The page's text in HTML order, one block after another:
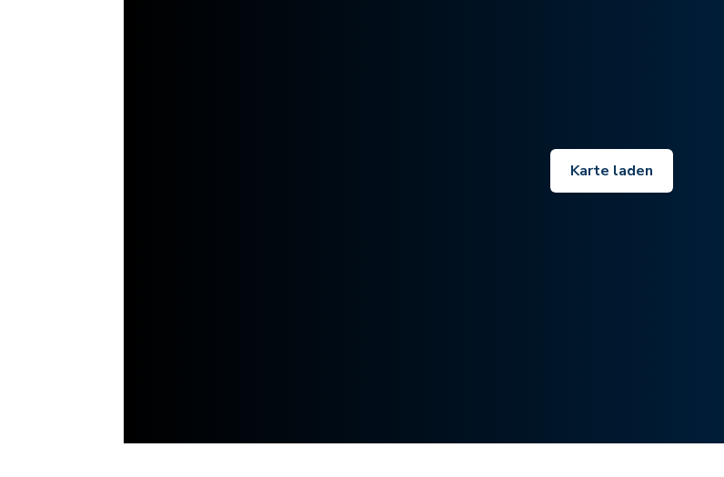
Karte laden